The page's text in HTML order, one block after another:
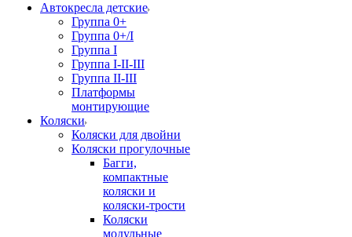
Автокресла детские
Группа 0+
Группа 0+/I
Группа I
Группа I-II-III
Группа II-III
Платформы
монтирующие
Коляски
Коляски для двойни
Коляски прогулочные
Багги,
компактные
коляски и
коляски-трости
Коляски
модульные